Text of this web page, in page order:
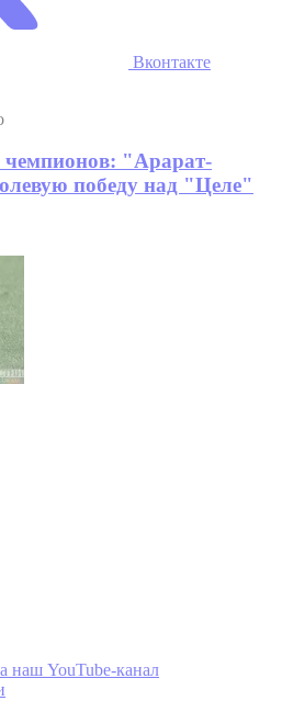
Вконтакте
"Арарат-
победу над "Целе"
наш YouTube-канал